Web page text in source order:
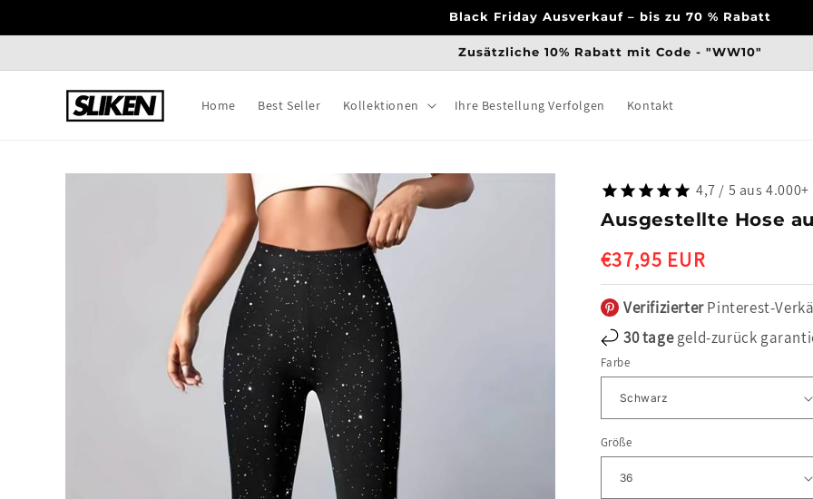
Inhalt
Black Friday Ausverkauf – bis zu 70 % Rabatt
Zusätzliche 10% Rabatt mit Code - "WW10"
Home Best Seller Kollektionen Ihre Bestellung Verfolgen Kontakt
4,7 / 5 aus
Ausgestellte Hose
Normaler
Preis
€37,95 EUR
VerifizierterPinterest-
30 tagegeld-zurück
Farbe
Größe